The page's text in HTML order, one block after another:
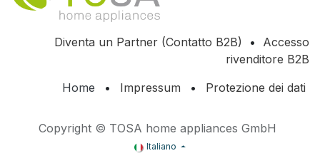
Diventa un Partner (Contatto B2B) • Accesso
rivenditore B2B
Home
• Impressum • Protezione dei dati
Copyright © TOSA home appliances GmbH
Italiano